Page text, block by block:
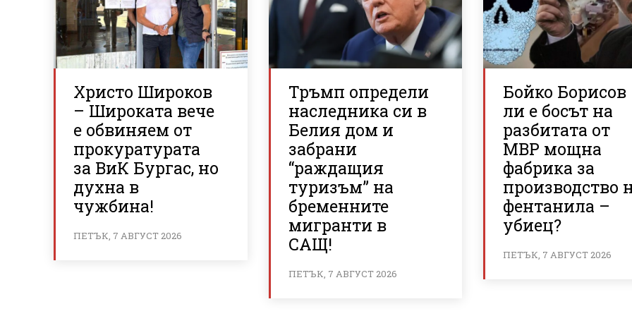
Христо Широков
– Широката вече
е обвиняем от
прокуратурата
за ВиК Бургас, но
духна в
чужбина!
ПЕТЪК, 7 АВГУСТ 2026
Тръмп определи
наследника си в
Белия дом и
забрани
“раждащия
туризъм” на
бременните
мигранти в
САЩ!
ПЕТЪК, 7 АВГУСТ 2026
Бойко Борисов
ли е босът на
разбитата от
МВР мощна
фабрика за
производство
фентанила –
убиец?
ПЕТЪК, 7 АВГУСТ 2026